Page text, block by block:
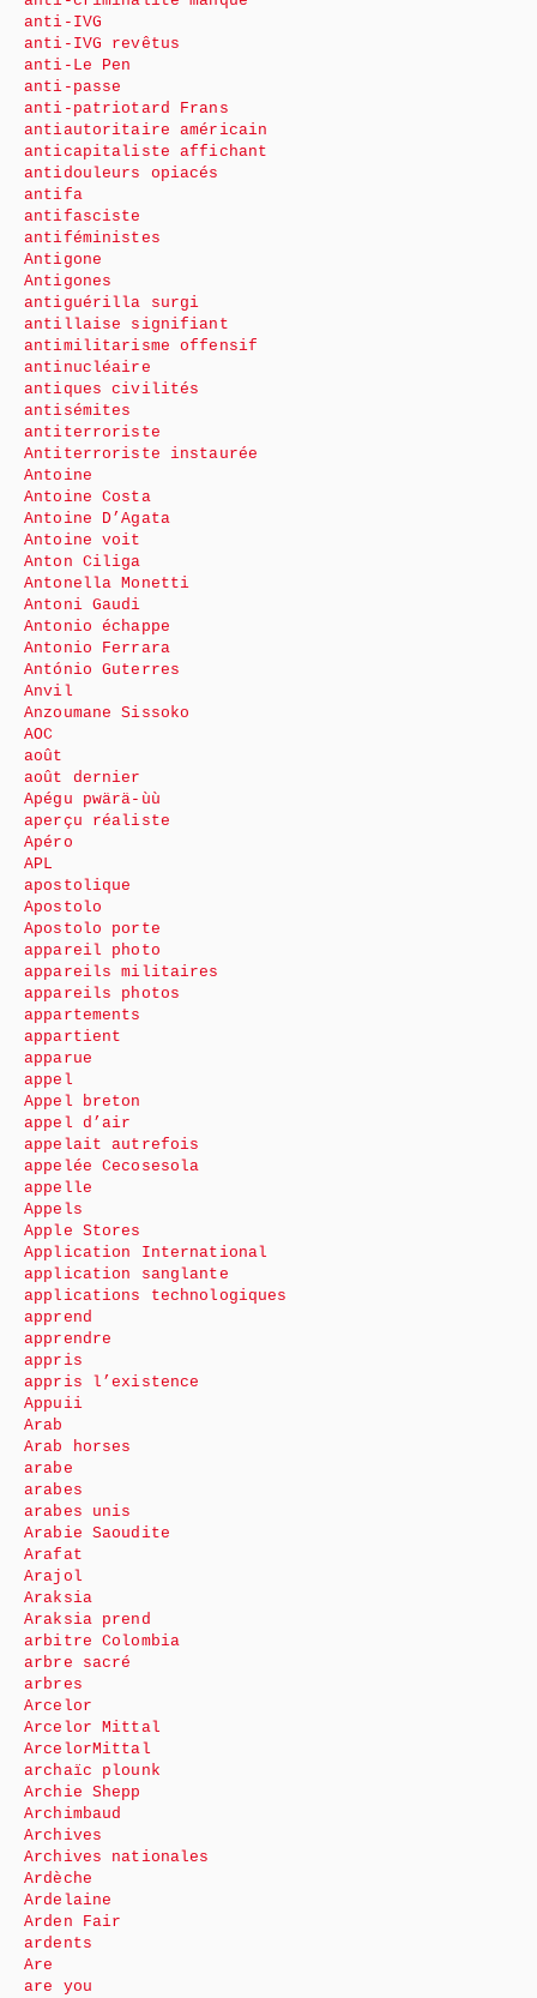
anti-IVG
anti-IVG revêtus
anti-Le Pen
anti-passe
anti-patriotard Frans
antiautoritaire américain
anticapitaliste affichant
antidouleurs opiacés
antifa
antifasciste
antiféministes
Antigone
Antigones
antiguérilla surgi
antillaise signifiant
antimilitarisme offensif
antinucléaire
antiques civilités
antisémites
antiterroriste
Antiterroriste instaurée
Antoine
Antoine Costa
Antoine D’Agata
Antoine voit
Anton Ciliga
Antonella Monetti
Antoni Gaudi
Antonio échappe
Antonio Ferrara
António Guterres
Anvil
Anzoumane Sissoko
AOC
août
août dernier
Apégu pwärä-ùù
aperçu réaliste
Apéro
APL
apostolique
Apostolo
Apostolo porte
appareil photo
appareils militaires
appareils photos
appartements
appartient
apparue
appel
Appel breton
appel d’air
appelait autrefois
appelée Cecosesola
appelle
Appels
Apple Stores
Application International
application sanglante
applications technologiques
apprend
apprendre
appris
appris l’existence
Appuii
Arab
Arab horses
arabe
arabes
arabes unis
Arabie Saoudite
Arafat
Arajol
Araksia
Araksia prend
arbitre Colombia
arbre sacré
arbres
Arcelor
Arcelor Mittal
ArcelorMittal
archaïc plounk
Archie Shepp
Archimbaud
Archives
Archives nationales
Ardèche
Ardelaine
Arden Fair
ardents
Are
are you